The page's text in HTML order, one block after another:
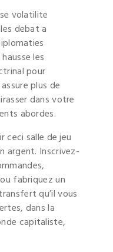
volatilite
debat a
les
pour
plus de
dans votre
abordes.
ceci salle de jeu
argent. Inscrivez-
fabriquez un
qu’il vous
dans la
capitaliste,